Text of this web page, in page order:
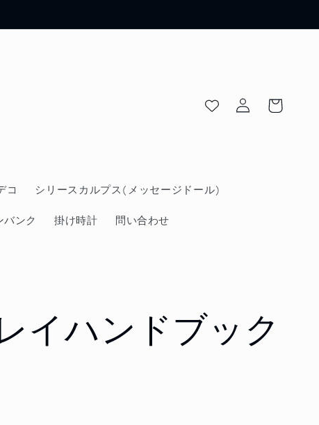
コ シリースカルプス(メッセージドール)
バンク 掛け時計 問い合わせ
グ
イ
ー
イハンドブック